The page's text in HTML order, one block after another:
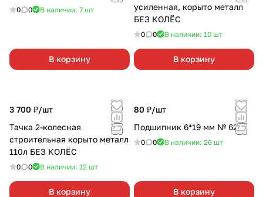
0 0 В наличии: 7 шт
В корзину
усиленная, корыто металл
БЕЗ КОЛЁС
0 0 В наличии: 10 шт
В корзину
3 700 ₽/шт
Тачка 2-колесная
строительная корыто металл
110л БЕЗ КОЛЁС
0 0 В наличии: 12 шт
В корзину
80 ₽/шт
Подшипник 6*19 мм № 626
0 0 В наличии: 26 шт
В корзину